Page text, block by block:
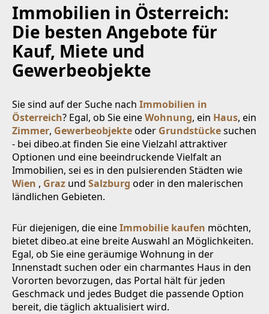
Immobilien in Österreich:
Die besten Angebote für
Kauf, Miete und
Gewerbeobjekte
Sie sind auf der Suche nach Immobilien in
Österreich? Egal, ob Sie eineWohnung, ein Haus, ein
Zimmer, Gewerbeobjekteoder Grundstückesuchen
- bei dibeo.at finden Sie eine Vielzahl attraktiver
Optionen und eine beeindruckende Vielfalt an
Immobilien, sei es in den pulsierenden Städten wie
Wien , Graz und Salzburg oder in den malerischen
ländlichen Gebieten.
Für diejenigen, die eineImmobilie kaufen möchten,
bietet dibeo.at eine breite Auswahl an Möglichkeiten.
Egal, ob Sie eine geräumige Wohnung in der
Innenstadt suchen oder ein charmantes Haus in den
Vororten bevorzugen, das Portal hält für jeden
Geschmack und jedes Budget die passende Option
bereit, die täglich aktualisiert wird.